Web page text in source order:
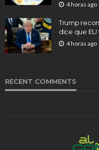
4 horas ago
Trump
dice que
4 horas ago
RECENT COMMENTS